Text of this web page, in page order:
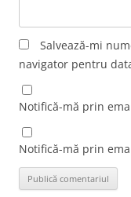
Salvează-mi
navigator pentru
Notifică-mă prin
Notifică-mă prin